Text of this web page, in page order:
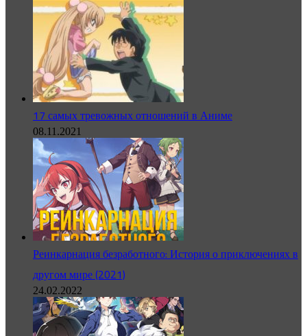
17 самых тревожных отношений в Аниме
08.11.2021
Реинкарнация безработного: История о приключениях в
другом мире (2021)
24.02.2022